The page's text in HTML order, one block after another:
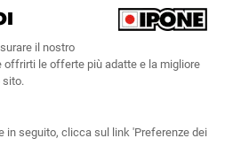
il nostro
offrirti le offerte più adatte e la migliore
sito.
in seguito, clicca sul link 'Preferenze dei